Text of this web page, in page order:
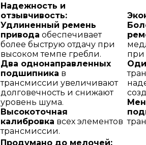
Надежность и
отзывчивость:
Удлиненный ремень
привода обеспечивает
более быструю отдачу при
высоком темпе гребли.
Два однонаправленных
подшипника в
трансмиссии увеличивают
долговечность и снижают
уровень шума.
Высокоточная
калибровка всех элементов
трансмиссии.
при
Продумано до мелочей: